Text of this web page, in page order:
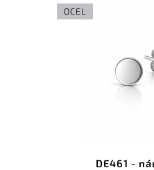
OCEL
DE461 -